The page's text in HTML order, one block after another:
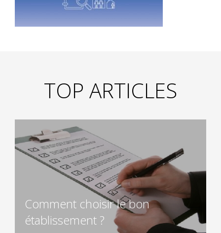
TOP ARTICLES
Comment choisir le bon
établissement ?